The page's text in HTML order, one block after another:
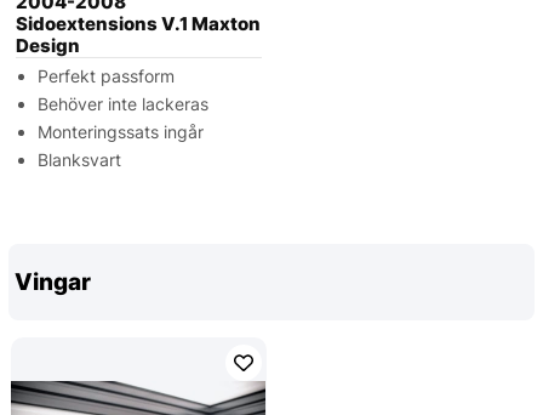
Sidoextensions V.1 Maxton
Design
Perfekt passform
Behöver inte lackeras
Monteringssats ingår
Blanksvart
Vingar